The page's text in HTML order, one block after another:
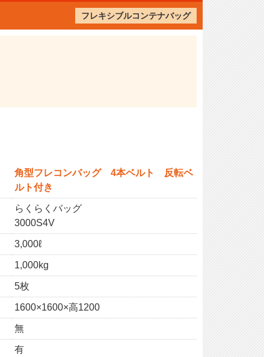
フレキシブルコンテナバッグ
角型フレコンバッグ 4本ベルト 反転ベ
ルト付き
らくらくバッグ
3000S4V
3,000ℓ
1,000kg
5枚
1600×1600×高1200
無
有